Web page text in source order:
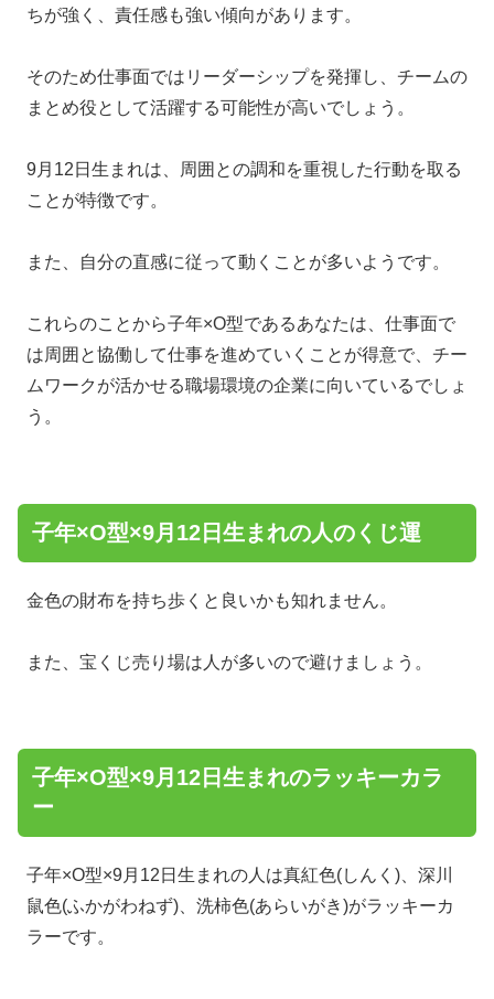
ちが強く、責任感も強い傾向があります。
そのため仕事面ではリーダーシップを発揮し、チームの
まとめ役として活躍する可能性が高いでしょう。
9月12日生まれは、周囲との調和を重視した行動を取る
ことが特徴です。
また、自分の直感に従って動くことが多いようです。
これらのことから子年×O型であるあなたは、仕事面で
は周囲と協働して仕事を進めていくことが得意で、チー
ムワークが活かせる職場環境の企業に向いているでしょ
う。
子年×O型×9月12日生まれの人のくじ運
金色の財布を持ち歩くと良いかも知れません。
また、宝くじ売り場は人が多いので避けましょう。
子年×O型×9月12日生まれのラッキーカラ
ー
子年×O型×9月12日生まれの人は真紅色(しんく)、深川
鼠色(ふかがわねず)、洗柿色(あらいがき)がラッキーカ
ラーです。